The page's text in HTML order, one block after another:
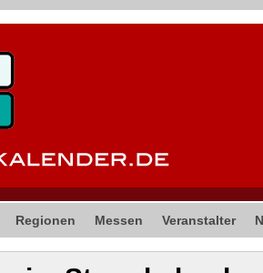
Regionen Messen Veranstalter